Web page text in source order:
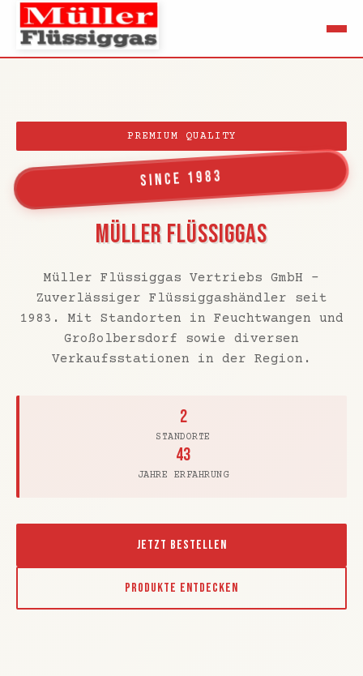
PREMIUM QUALITY
SINCE 1983
MÜLLER FLÜSSIGGAS
Müller Flüssiggas Vertriebs GmbH -
Zuverlässiger Flüssiggashändler seit
1983. Mit Standorten in Feuchtwangen und
Großolbersdorf sowie diversen
Verkaufsstationen in der Region.
2
STANDORTE
43
JAHRE ERFAHRUNG
JETZT BESTELLEN
PRODUKTE ENTDECKEN